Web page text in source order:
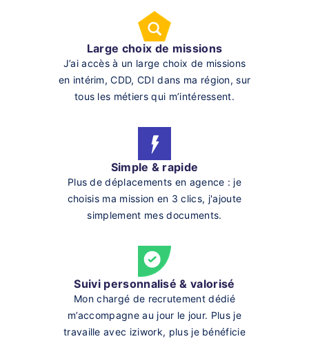
Large choix de missions
J’ai accès à un large choix de missions
en intérim, CDD, CDI dans ma région, sur
tous les métiers qui m’intéressent.
Simple & rapide
Plus de déplacements en agence : je
choisis ma mission en 3 clics, j'ajoute
simplement mes documents.
Suivi personnalisé & valorisé
Mon chargé de recrutement dédié
m’accompagne au jour le jour. Plus je
travaille avec iziwork, plus je bénéficie